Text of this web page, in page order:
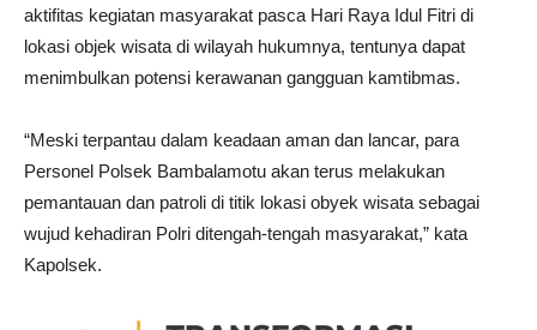
aktifitas kegiatan masyarakat pasca Hari Raya Idul Fitri di
lokasi objek wisata di wilayah hukumnya, tentunya dapat
menimbulkan potensi kerawanan gangguan kamtibmas.
“Meski terpantau dalam keadaan aman dan lancar, para
Personel Polsek Bambalamotu akan terus melakukan
pemantauan dan patroli di titik lokasi obyek wisata sebagai
wujud kehadiran Polri ditengah-tengah masyarakat,” kata
Kapolsek.